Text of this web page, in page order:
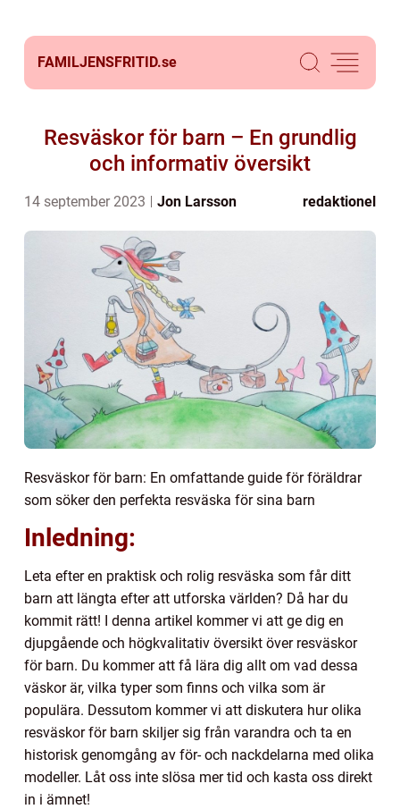
FAMILJENSFRITID.se
Resväskor för barn – En grundlig
och informativ översikt
14 september 2023 Jon Larsson redaktionel
Resväskor för barn: En omfattande guide för föräldrar
som söker den perfekta resväska för sina barn
Inledning:
Leta efter en praktisk och rolig resväska som får ditt
barn att längta efter att utforska världen? Då har du
kommit rätt! I denna artikel kommer vi att ge dig en
djupgående och högkvalitativ översikt över resväskor
för barn. Du kommer att få lära dig allt om vad dessa
väskor är, vilka typer som finns och vilka som är
populära. Dessutom kommer vi att diskutera hur olika
resväskor för barn skiljer sig från varandra och ta en
historisk genomgång av för- och nackdelarna med olika
modeller. Låt oss inte slösa mer tid och kasta oss direkt
in i ämnet!